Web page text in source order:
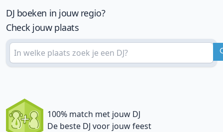
DJ boeken in jouw regio?
Check jouw plaats
100% match met jouw DJ
De beste DJ voor jouw feest